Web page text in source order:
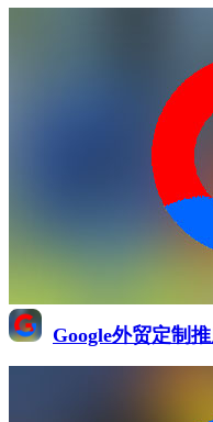
Google外贸定制